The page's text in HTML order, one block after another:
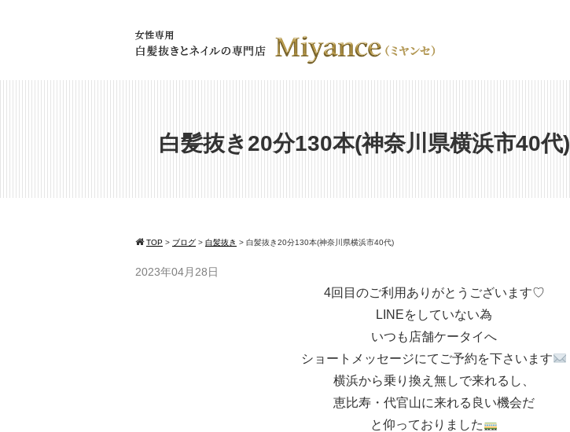
白髪抜き20分130本(神奈川県横浜市40代)
TOP > ブログ > 白髪抜き > 白髪抜き20分130本(神奈川県横浜市40代)
2023年04月28日
4回目のご利用ありがとうございます♡
LINEをしていない為
いつも店舗ケータイへ
ショートメッセージにてご予約を下さいます
横浜から乗り換え無しで来れるし、
恵比寿・代官山に来れる良い機会だ
と仰っておりました